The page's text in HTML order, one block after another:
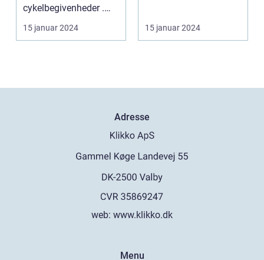
cykelbegivenheder .
etape: En uundgåelig
del af ...
15 januar 2024 15 januar 2024
Adresse
web: www.klikko.dk
Menu